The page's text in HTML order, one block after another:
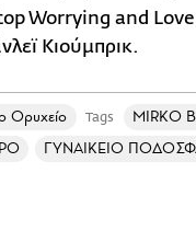
Worrying and
Κιούμπρικ.
Ορυχείο Tags
MIRKO
ΓΥΝΑΙΚΕΙΟ